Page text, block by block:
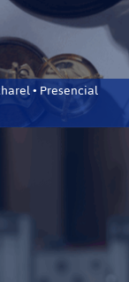
• Presencial